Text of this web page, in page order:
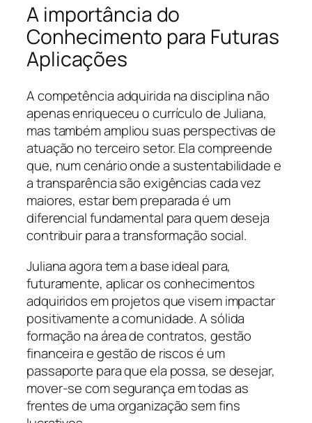
A importância do
Conhecimento para Futuras
Aplicações
A competência adquirida na disciplina não
apenas enriqueceu o currículo de Juliana,
mas também ampliou suas perspectivas de
atuação no terceiro setor. Ela compreende
que, num cenário onde a sustentabilidade e
a transparência são exigências cada vez
maiores, estar bem preparada é um
diferencial fundamental para quem deseja
contribuir para a transformação social.
Juliana agora tem a base ideal para,
futuramente, aplicar os conhecimentos
adquiridos em projetos que visem impactar
positivamente a comunidade. A sólida
formação na área de contratos, gestão
financeira e gestão de riscos é um
passaporte para que ela possa, se desejar,
mover-se com segurança em todas as
frentes de uma organização sem fins